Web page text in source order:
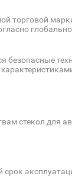
торговой
безопасные
стекол для
срок